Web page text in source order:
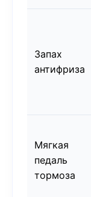
Запах
антифриза
Мягкая
педаль
тормоза